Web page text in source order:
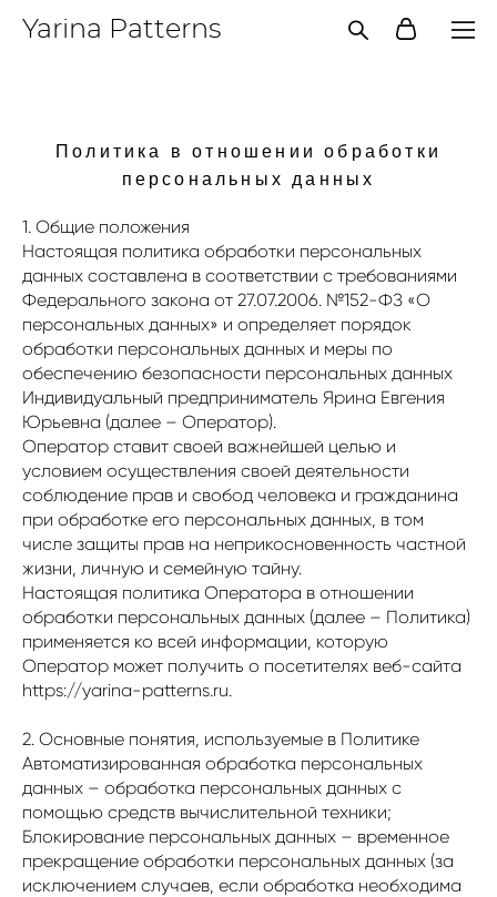
Yarina Patterns
Политика в отношении обработки
персональных данных
1. Общие положения
Настоящая политика обработки персональных
данных составлена в соответствии с требованиями
Федерального закона от 27.07.2006. №152-ФЗ «О
персональных данных» и определяет порядок
обработки персональных данных и меры по
обеспечению безопасности персональных данных
Индивидуальный предприниматель Ярина Евгения
Юрьевна (далее – Оператор).
Оператор ставит своей важнейшей целью и
условием осуществления своей деятельности
соблюдение прав и свобод человека и гражданина
при обработке его персональных данных, в том
числе защиты прав на неприкосновенность частной
жизни, личную и семейную тайну.
Настоящая политика Оператора в отношении
обработки персональных данных (далее – Политика)
применяется ко всей информации, которую
Оператор может получить о посетителях веб-сайта
https://yarina-patterns.ru.
2. Основные понятия, используемые в Политике
Автоматизированная обработка персональных
данных – обработка персональных данных с
помощью средств вычислительной техники;
Блокирование персональных данных – временное
прекращение обработки персональных данных (за
исключением случаев, если обработка необходима